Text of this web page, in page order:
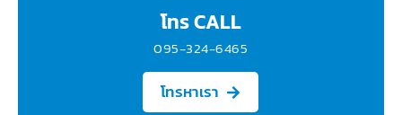
095-324-6465
โทร CALL
โทรหาเรา